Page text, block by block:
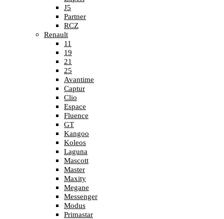
J5
Partner
RCZ
Renault
11
19
21
25
Avantime
Captur
Clio
Espace
Fluence
GT
Kangoo
Koleos
Laguna
Mascott
Master
Maxity
Megane
Messenger
Modus
Primastar